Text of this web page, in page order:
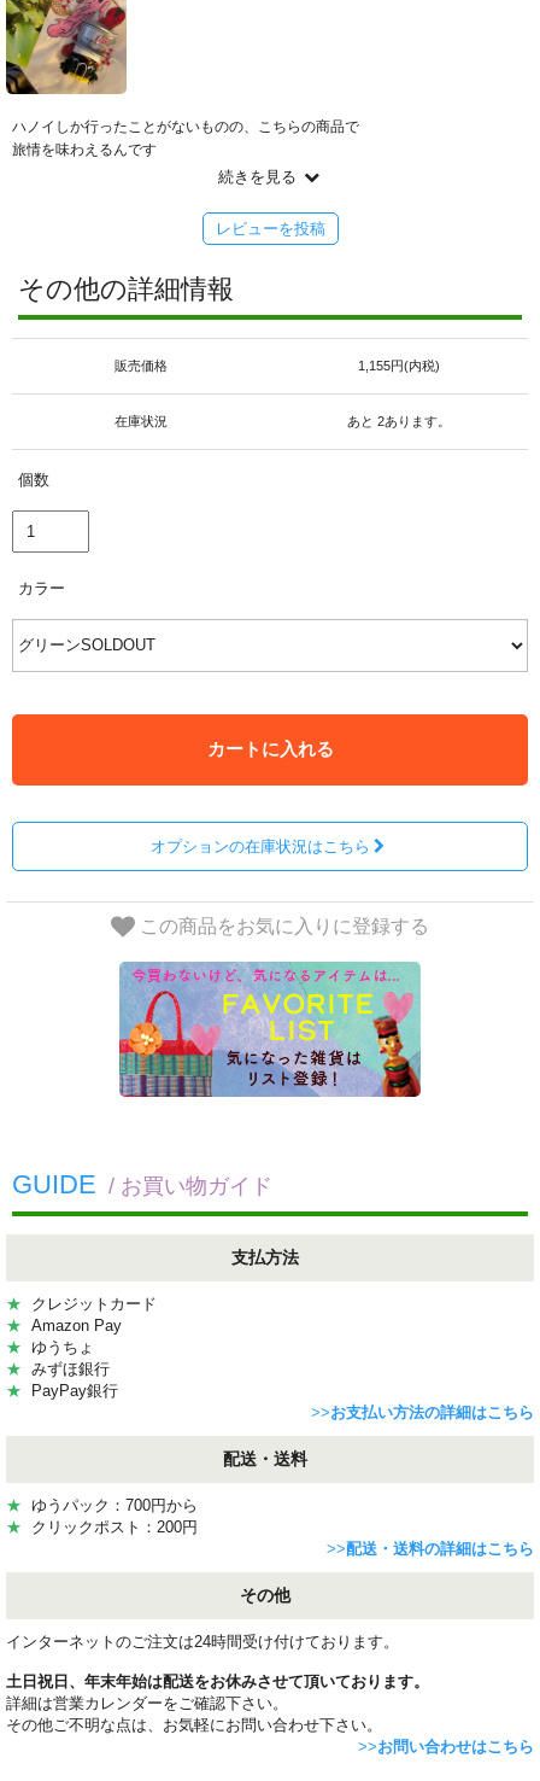
ハノイしか行ったことがないものの、こちらの商品で
旅情を味わえるんです
刺繍の大き目なポーチは旅にぴったりです
マグネットも、大き目でしっかりしていていいですね
ベトナムコーヒーの練乳多めで飲みたくなります
ショップからのコメント
レビューをありがとうございます。
巾着気に入って頂けて嬉しいです。
現地でベトナムコーヒー飲みたいですね。
tiffanyさんのベトナム愛で私も頑張ります！！
＊ありがとうございました＊
続きを見る
レビューを投稿
その他の詳細情報
販売価格 1,155円(内税)
在庫状況 あと 2あります。
個数
カラー
カートに入れる
オプションの在庫状況はこちら
この商品をお気に入りに登録する
GUIDE / お買い物ガイド
支払方法
★ クレジットカード
★ Amazon Pay
★ ゆうちょ
★ みずほ銀行
★ PayPay銀行
>>お支払い方法の詳細はこちら
配送・送料
★ ゆうパック：700円から
★ クリックポスト：200円
>>配送・送料の詳細はこちら
その他
インターネットのご注文は24時間受け付けております。
土日祝日、年末年始は配送をお休みさせて頂いております。
詳細は営業カレンダーをご確認下さい。
その他ご不明な点は、お気軽にお問い合わせ下さい。
>>お問い合わせはこちら